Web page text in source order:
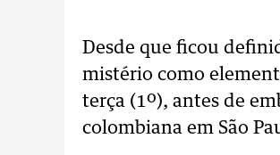
Desde que ficou
mistério como
terça (1º), antes de
colombiana em São